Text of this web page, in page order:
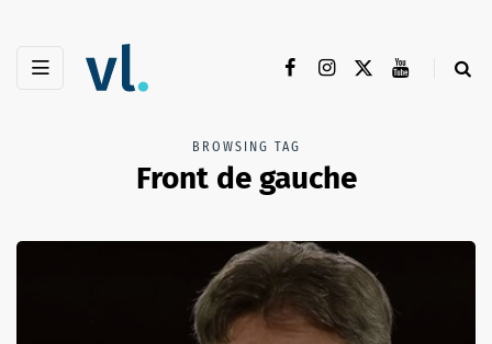
BROWSING TAG
Front de gauche